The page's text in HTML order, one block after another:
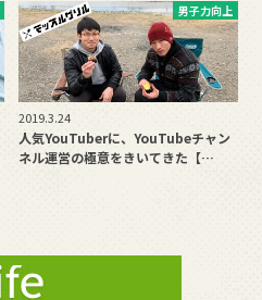
男子力向上
2019.3.24
人気YouTuberに、YouTubeチャン
ネル運営の極意をきいてきた【…